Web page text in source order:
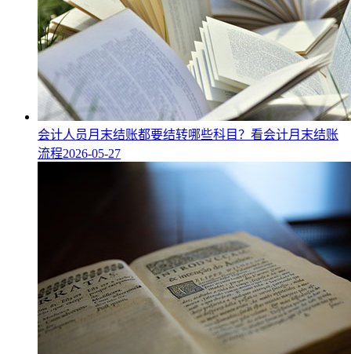
会计人员月末结账都要结转哪些科目？看会计月末结账
流程2026-05-27